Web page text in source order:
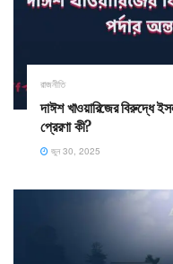
রাজনীতি
দাঈশ খাওয়ারিজের বিরুদ্ধে
প্রেরণা কী?
জুন 30, 2025